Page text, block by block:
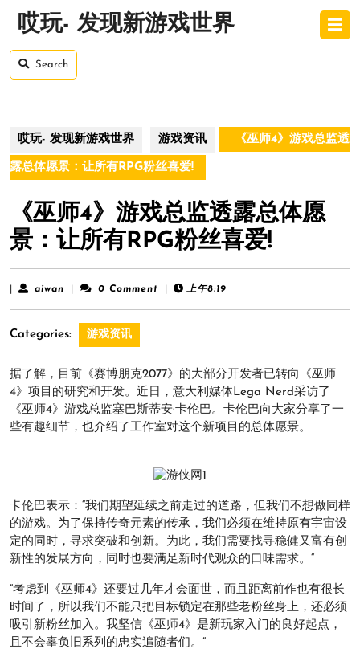
哎玩- 发现新游戏世界
Search
哎玩- 发现新游戏世界 游戏资讯 《巫师4》游戏总监透
露总体愿景：让所有RPG粉丝喜爱!
《巫师4》游戏总监透露总体愿
景：让所有RPG粉丝喜爱!
aiwan aiwan 0 Comment 上午8:19
Categories: 游戏资讯
据了解，目前《赛博朋克2077》的大部分开发者已转向《巫师
4》项目的研究和开发。近日，意大利媒体Lega Nerd采访了
《巫师4》游戏总监塞巴斯蒂安·卡伦巴。卡伦巴向大家分享了一
些有趣细节，也介绍了工作室对这个新项目的总体愿景。
卡伦巴表示：“我们期望延续之前走过的道路，但我们不想做同样
的游戏。为了保持传奇元素的传承，我们必须在维持原有宇宙设
定的同时，寻求突破和创新。为此，我们需要找寻稳健又富有创
新性的发展方向，同时也要满足新时代观众的口味需求。“
”考虑到《巫师4》还要过几年才会面世，而且距离前作也有很长
时间了，所以我们不能只把目标锁定在那些老粉丝身上，还必须
吸引新粉丝加入。我坚信《巫师4》是新玩家入门的良好起点，
且不会辜负旧系列的忠实追随者们。”